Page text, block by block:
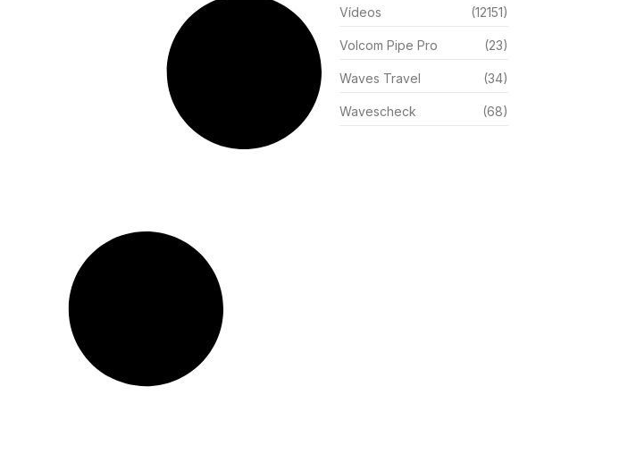
Vídeos (12151)
Volcom Pipe Pro (23)
Waves Travel (34)
Wavescheck (68)